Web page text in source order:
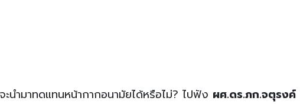
ะนำมาทดแทนหน้ากากอนามัยได้หรือไม่? ไปฟัง ผศ.ดร.ภก.จตุรงค์